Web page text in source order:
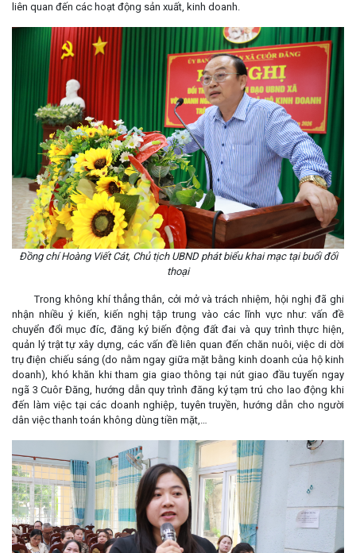
liên quan đến các hoạt động sản xuất, kinh doanh.
Đồng chí Hoàng Viết Cát, Chủ tịch UBND phát biểu khai mạc tại buổi đối
thoại
Trong không khí thẳng thắn, cởi mở và trách nhiệm, hội nghị đã ghi
nhận nhiều ý kiến, kiến nghị tập trung vào các lĩnh vực như: vấn đề
chuyển đổi mục đíc, đăng ký biến động đất đai và quy trình thực hiện,
quản lý trật tự xây dựng, các vấn đề liên quan đến chăn nuôi, việc di dời
trụ điện chiếu sáng (do nằm ngay giữa mặt bằng kinh doanh của hộ kinh
doanh), khó khăn khi tham gia giao thông tại nút giao đầu tuyến ngay
ngã 3 Cuôr Đăng, hướng dẫn quy trình đăng ký tạm trú cho lao động khi
đến làm việc tại các doanh nghiệp, tuyên truyền, hướng dẫn cho người
dân việc thanh toán không dùng tiền mặt,…